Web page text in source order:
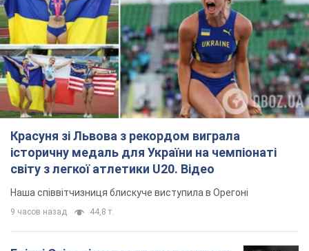
Наша співвітчизниця блискуче виступила в Орегоні
9 часов назад 44,8 т.
Брітні Спірс зізналася в уколах краси
і показала наслідки невдалої
косметології: ходила так майже
Помітний наслідок процедури зберігався
близько чотирьох тижнів
6 часов назад 1,7 т.
У Росії заарештували розробників
дрона, який у квітні презентували
Путіну: у чому річ